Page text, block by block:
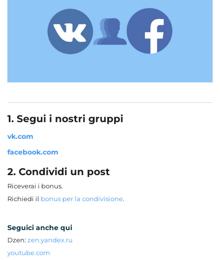
1. Segui i nostri gruppi
vk.com
facebook.com
2. Condividi un post
Riceverai i bonus.
Richiedi il bonus per la condivisione.
Seguici anche qui
Dzen: zen.yandex.ru
youtube.com